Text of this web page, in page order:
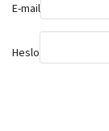
E-mail
Heslo